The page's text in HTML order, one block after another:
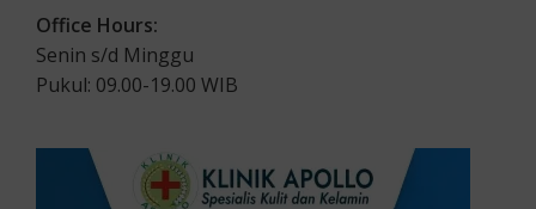
Office Hours:
Senin s/d Minggu
Pukul: 09.00-19.00 WIB